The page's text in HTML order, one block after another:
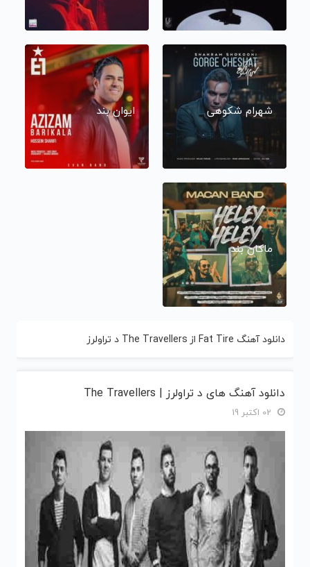
شهرام شکوهی ایوان بند
ماکان بند
دانلود آهنگ Fat Tire از The Travellers د تراولرز
دانلود آهنگ های د تراولرز | The Travellers